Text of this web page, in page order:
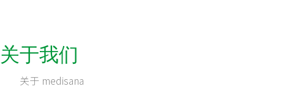
关于我们
关于 medisana